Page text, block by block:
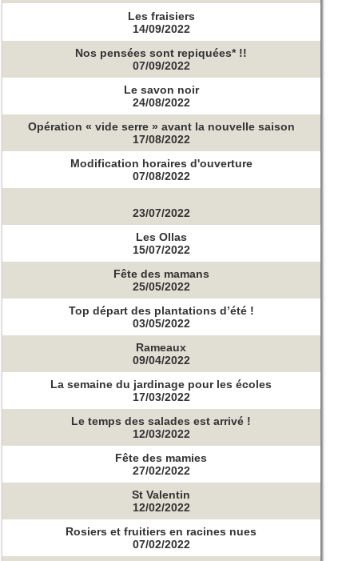
Les fraisiers
14/09/2022
Nos pensées sont repiquées* !!
07/09/2022
Le savon noir
24/08/2022
Opération « vide serre » avant la nouvelle saison
17/08/2022
Modification horaires d'ouverture
07/08/2022
23/07/2022
Les Ollas
15/07/2022
Fête des mamans
25/05/2022
Top départ des plantations d’été !
03/05/2022
Rameaux
09/04/2022
La semaine du jardinage pour les écoles
17/03/2022
Le temps des salades est arrivé !
12/03/2022
Fête des mamies
27/02/2022
St Valentin
12/02/2022
Rosiers et fruitiers en racines nues
07/02/2022